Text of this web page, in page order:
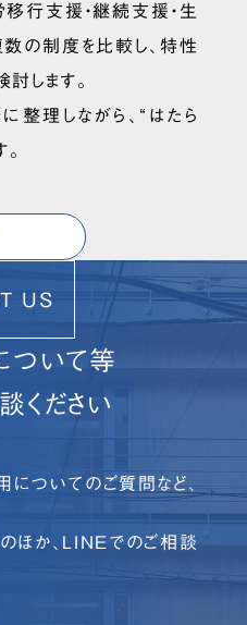
移行支援・継続支援・生
の制度を比較し、特性
します。
整理しながら、“はたら
US
ついて等
ください
ついてのご質問など、
ほか、LINEでのご相談